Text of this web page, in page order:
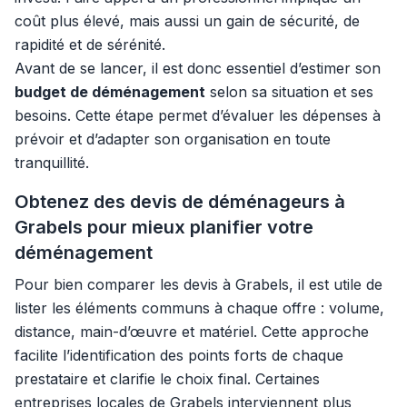
coût plus élevé, mais aussi un gain de sécurité, de
rapidité et de sérénité.
Avant de se lancer, il est donc essentiel d’estimer son
budget de déménagement selon sa situation et ses
besoins. Cette étape permet d’évaluer les dépenses à
prévoir et d’adapter son organisation en toute
tranquillité.
Obtenez des devis de déménageurs à
Grabels pour mieux planifier votre
déménagement
Pour bien comparer les devis à Grabels, il est utile de
lister les éléments communs à chaque offre : volume,
distance, main-d’œuvre et matériel. Cette approche
facilite l’identification des points forts de chaque
prestataire et clarifie le choix final. Certaines
entreprises locales de Grabels interviennent plus